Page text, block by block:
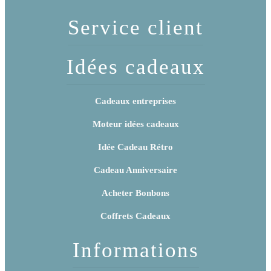
Service client
Idées cadeaux
Cadeaux entreprises
Moteur idées cadeaux
Idée Cadeau Rétro
Cadeau Anniversaire
Acheter Bonbons
Coffrets Cadeaux
Informations